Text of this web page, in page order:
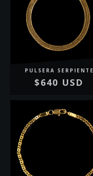
PULSERA SERPIENTE
$640 USD